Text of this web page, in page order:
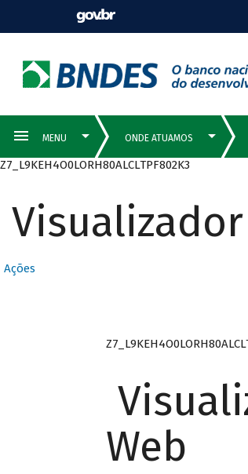
Z7_L9KEH4O0LORH80ALCLTPF802K3
Ações
Web